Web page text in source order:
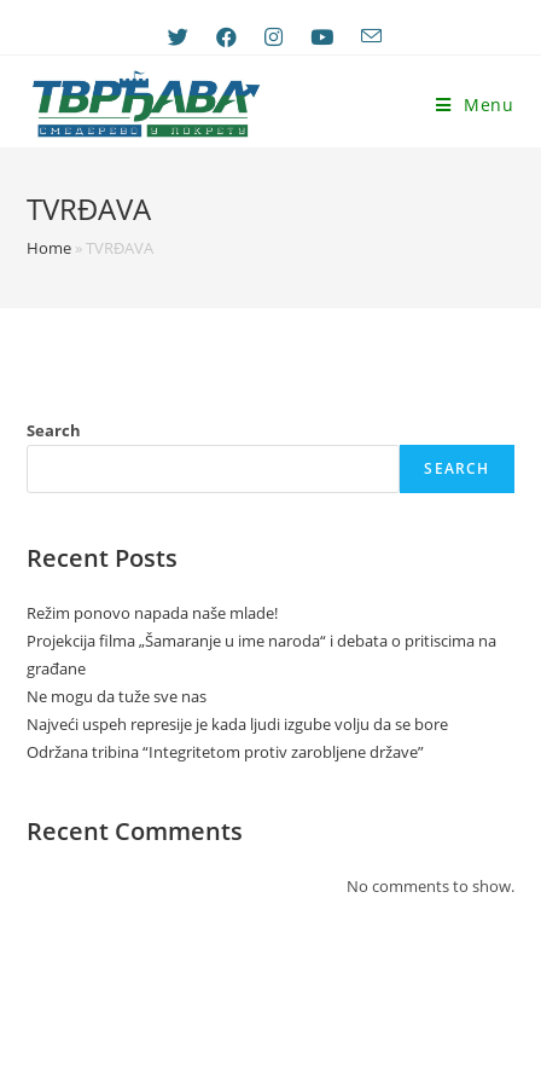
content
Menu
TVRĐAVA
Home »TVRĐAVA
Search
SEARCH
Recent Posts
Režim ponovo napada naše mlade!
Projekcija filma „Šamaranje u ime naroda“ i debata o pritiscima na
građane
Ne mogu da tuže sve nas
Najveći uspeh represije je kada ljudi izgube volju da se bore
Održana tribina “Integritetom protiv zarobljene države”
Recent Comments
No comments to show.